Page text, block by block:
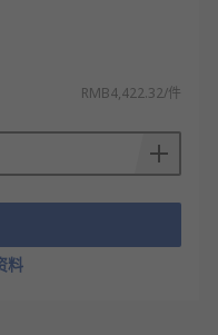
RMB4,422.32/件
料